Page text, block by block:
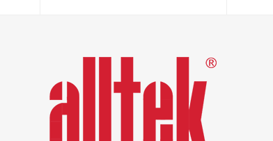
faites le choix d’un partenaire engagé qui place la
coeur de ses préoccupations. Certification ISO